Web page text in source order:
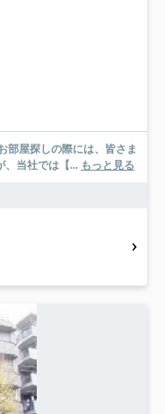
、当社では【... もっと見る